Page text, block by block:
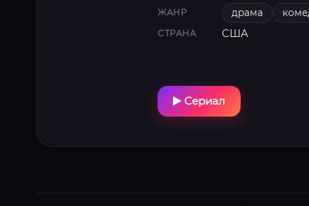
ЖАНР драма
СТРАНА США
Сериал